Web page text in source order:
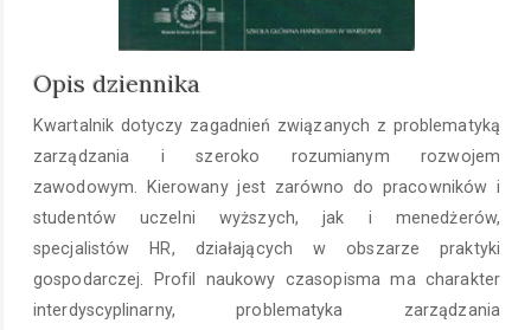
Opis dziennika
Kwartalnik dotyczy zagadnień związanych z problematyką
zarządzania i szeroko rozumianym rozwojem
zawodowym. Kierowany jest zarówno do pracowników i
studentów uczelni wyższych, jak i menedżerów,
specjalistów HR, działających w obszarze praktyki
gospodarczej. Profil naukowy czasopisma ma charakter
interdyscyplinarny, problematyka zarządzania